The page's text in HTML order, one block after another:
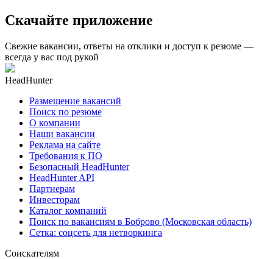
Скачайте приложение
Свежие вакансии, ответы на отклики и доступ к резюме —
всегда у вас под рукой
HeadHunter
Размещение вакансий
Поиск по резюме
О компании
Наши вакансии
Реклама на сайте
Требования к ПО
Безопасный HeadHunter
HeadHunter API
Партнерам
Инвесторам
Каталог компаний
Поиск по вакансиям в Боброво (Московская область)
Сетка: соцсеть для нетворкинга
Соискателям